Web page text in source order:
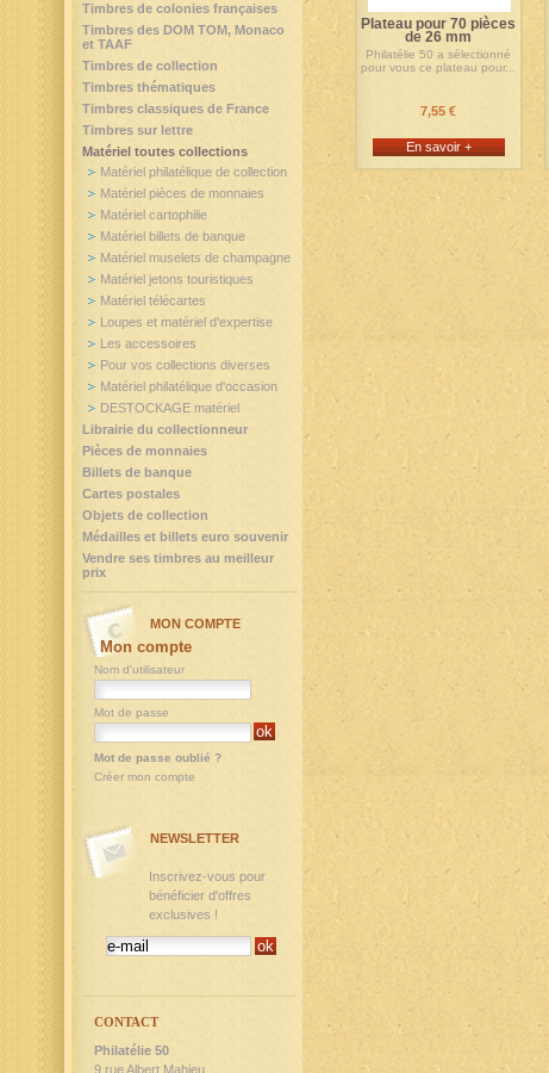
Plateau pour 70 pièces
de 26 mm
Philatélie 50 a sélectionné
pour vous ce plateau pour...
7,55 €
En savoir +
Timbres de colonies françaises
Timbres des DOM TOM, Monaco
et TAAF
Timbres de collection
Timbres thématiques
Timbres classiques de France
Timbres sur lettre
Matériel toutes collections
Matériel philatélique de collection
Matériel pièces de monnaies
Matériel cartophilie
Matériel billets de banque
Matériel muselets de champagne
Matériel jetons touristiques
Matériel télécartes
Loupes et matériel d'expertise
Les accessoires
Pour vos collections diverses
Matériel philatélique d'occasion
DESTOCKAGE matériel
Librairie du collectionneur
Pièces de monnaies
Billets de banque
Cartes postales
Objets de collection
Médailles et billets euro souvenir
Vendre ses timbres au meilleur
prix
MON COMPTE
Mon compte
Nom d'utilisateur
Mot de passe
Mot de passe oublié ?
Créer mon compte
NEWSLETTER
Inscrivez-vous pour
bénéficier d'offres
exclusives !
CONTACT
Philatélie 50
9,rue Albert Mahieu